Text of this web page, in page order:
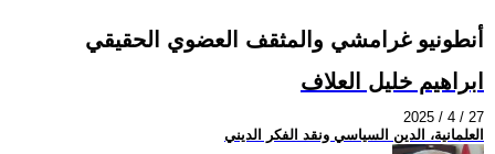
أنطونيو غرامشي والمثقف العضوي الحقيقي
ابراهيم خليل العلاف
2025 / 4 / 27
العلمانية، الدين السياسي ونقد الفكر الديني